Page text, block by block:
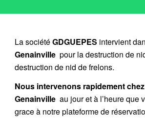
La sociétéGDGUEPES intervient
Genainville pour la destruction de
destruction de nid de frelons.
Nous intervenons rapidement chez
Genainville au jour et à l’heure que
grace à notre plateforme de